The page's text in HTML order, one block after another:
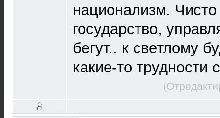
национализм. Чисто
государство,
бегут.. к светлому
какие-то трудности